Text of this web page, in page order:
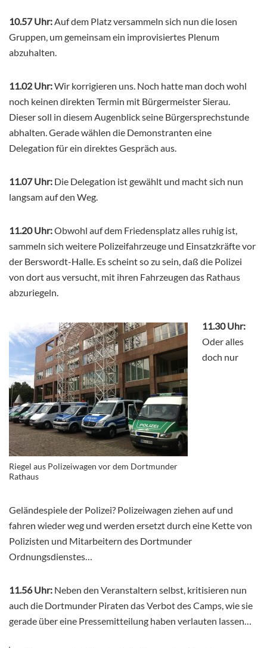
10.57 Uhr:Auf dem Platz versammeln sich nun die losen
Gruppen, um gemeinsam ein improvisiertes Plenum
abzuhalten.
11.02 Uhr:Wir korrigieren uns. Noch hatte man doch wohl
noch keinen direkten Termin mit Bürgermeister Sierau.
Dieser soll in diesem Augenblick seine Bürgersprechstunde
abhalten. Gerade wählen die Demonstranten eine
Delegation für ein direktes Gespräch aus.
11.07 Uhr: Die Delegation ist gewählt und macht sich nun
langsam auf den Weg.
11.20 Uhr:Obwohl auf dem Friedensplatz alles ruhig ist,
sammeln sich weitere Polizeifahrzeuge und Einsatzkräfte vor
der Berswordt-Halle. Es scheint so zu sein, daß die Polizei
von dort aus versucht, mit ihren Fahrzeugen das Rathaus
abzuriegeln.
Riegel aus Polizeiwagen vor dem Dortmunder
Rathaus
11.30 Uhr:
Oder alles
doch nur
Geländespiele der Polizei? Polizeiwagen ziehen auf und
fahren wieder weg und werden ersetzt durch eine Kette von
Polizisten und Mitarbeitern des Dortmunder
Ordnungsdienstes…
11.56 Uhr: Neben den Veranstaltern selbst, kritisieren nun
auch die Dortmunder Piraten das Verbot des Camps, wie sie
gerade über eine Pressemitteilung haben verlauten lassen…